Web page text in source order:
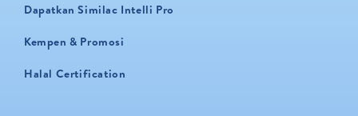
Dapatkan Similac Intelli Pro
Kempen & Promosi
Halal Certification